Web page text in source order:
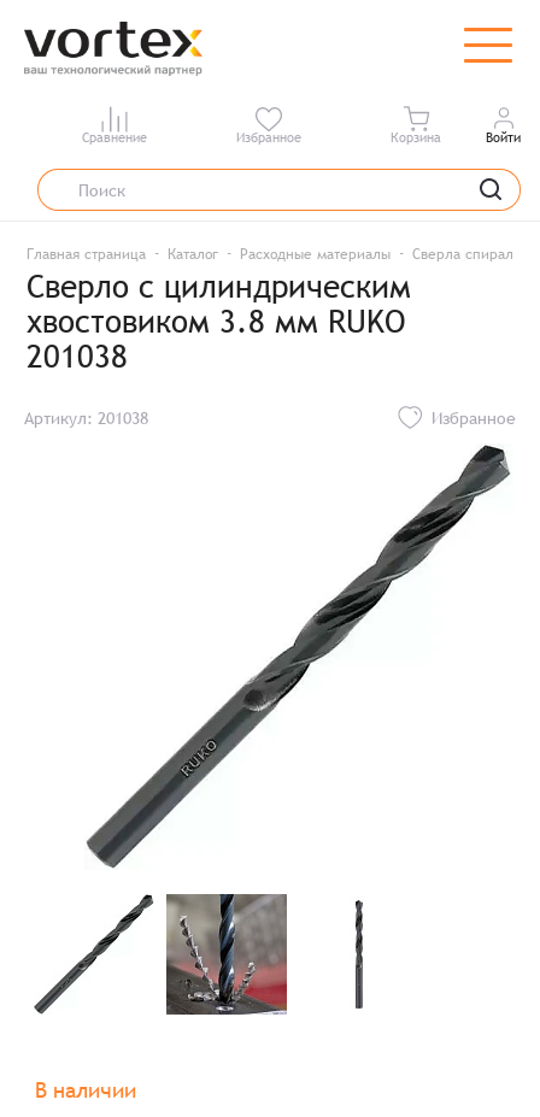
Сравнение Избранное Корзина Войти
Главная страница Каталог Расходные материалы Сверла
Сверло с цилиндрическим
хвостовиком 3.8 мм RUKO
201038
Артикул: 201038 Избранное
В наличии